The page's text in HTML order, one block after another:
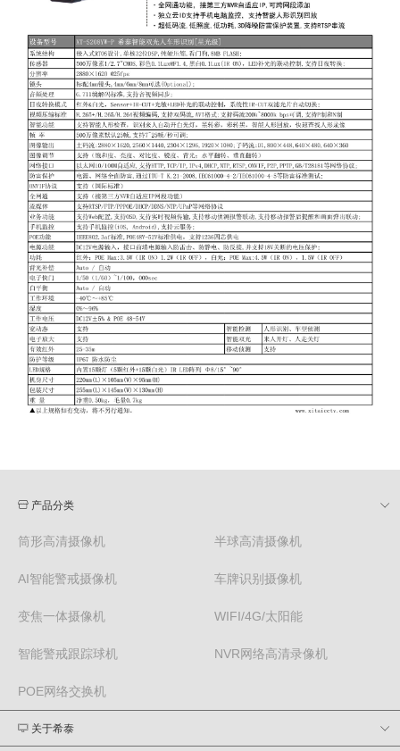
产品分类
筒形高清摄像机 半球高清摄像机
AI智能警戒摄像机 车牌识别摄像机
变焦一体摄像机 WIFI/4G/太阳能
智能警戒跟踪球机 NVR网络高清录像机
POE网络交换机
关于希泰